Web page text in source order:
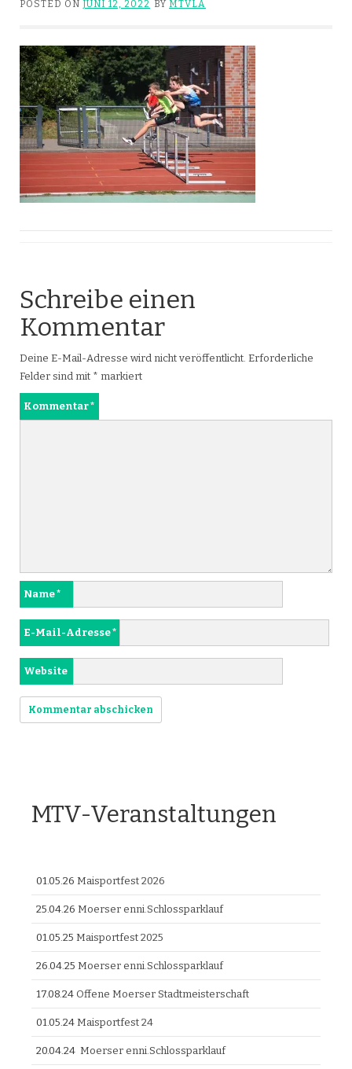
POSTED ON JUNI 12, 2022 BY MTVLA
Schreibe einen
Kommentar
Deine E-Mail-Adresse wird nicht veröffentlicht. Erforderliche
Felder sind mit * markiert
Kommentar*
Name*
E-Mail-Adresse*
Website
MTV-Veranstaltungen
01.05.26 Maisportfest 2026
25.04.26 Moerser enni.Schlossparklauf
01.05.25 Maisportfest 2025
26.04.25 Moerser enni.Schlossparklauf
17.08.24 Offene Moerser Stadtmeisterschaft
01.05.24 Maisportfest 24
20.04.24 Moerser enni.Schlossparklauf